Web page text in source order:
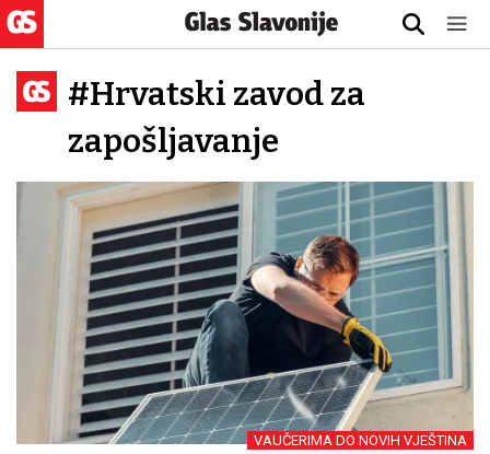
#Hrvatski zavod za
zapošljavanje
VAUČERIMA DO NOVIH VJEŠTINA